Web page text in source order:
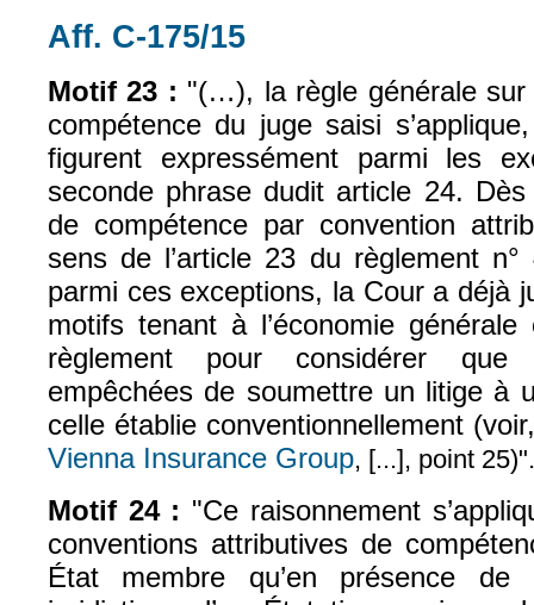
Aff. C-175/15
Motif 23 : "(…), la règle générale sur
compétence du juge saisi
figurent expressément parmi les
seconde phrase dudit article 24.
de compétence par convention
sens de l’article 23 du règlement
parmi ces exceptions, la Cour a déjà
motifs tenant à l’économie
règlement pour considérer
empêchées de soumettre un litige à
celle établie conventionnellement
Vienna Insurance Group, [...], point 25)".
Motif 24 : "Ce raisonnement
conventions attributives de
État membre qu’en présence